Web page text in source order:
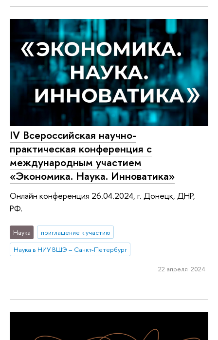
IV Всероссийская научно-
практическая конференция с
международным участием
«Экономика. Наука. Инноватика»
Онлайн конференция 26.04.2024, г. Донецк, ДНР,
РФ.
Наука
приглашение к участию
Наука в НИУ ВШЭ – Санкт-Петербург
22 апреля 2024